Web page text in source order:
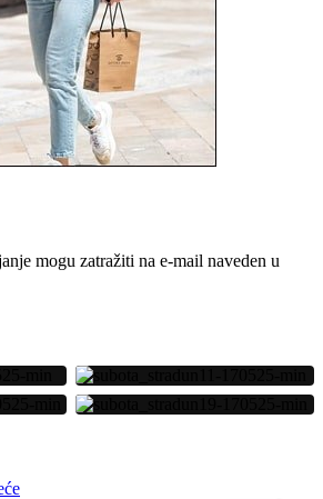
mogu zatražiti na e-mail naveden u